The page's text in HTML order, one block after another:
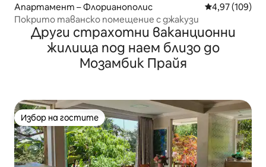
Апартамент – Флорианополис Средна
4,97 (109)
Покрито таванско помещение с джакузи
Други страхотни ваканционни
жилища под наем близо до
Мозамбик Прайя
Избор на гостите
Избор на гостите